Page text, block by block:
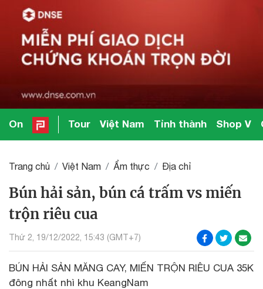
On Tour Việt Nam Tỉnh thành Shop V
Trang chủ Việt Nam Ẩm thực Địa chỉ
Bún hải sản, bún cá trấm vs miến
trộn riêu cua
Thứ 2, 19/12/2022, 15:43 (GMT+7)
BÚN HẢI SẢN MĂNG CAY, MIẾN TRỘN RIÊU CUA 35K
đông nhất nhì khu KeangNam